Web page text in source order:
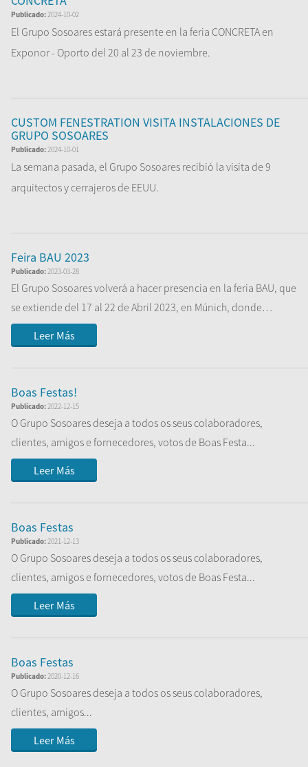
Publicado:2024-10-02
El Grupo Sosoares estará presente en la feria CONCRETA en
Exponor - Oporto del 20 al 23 de noviembre.
Leer Más
CUSTOM FENESTRATION VISITA INSTALACIONES DE
GRUPO SOSOARES
Publicado:2024-10-01
La semana pasada, el Grupo Sosoares recibió la visita de 9
arquitectos y cerrajeros de EEUU.
Leer Más
Feira BAU 2023
Publicado:2023-03-28
El Grupo Sosoares volverá a hacer presencia en la feria BAU, que
se extiende del 17 al 22 de Abril 2023, en Múnich, donde
presentar...
Leer Más
Boas Festas!
Publicado:2022-12-15
O Grupo Sosoares deseja a todos os seus colaboradores,
clientes, amigos e fornecedores, votos de Boas Festa...
Leer Más
Boas Festas
Publicado:2021-12-13
O Grupo Sosoares deseja a todos os seus colaboradores,
clientes, amigos e fornecedores, votos de Boas Festa...
Leer Más
Boas Festas
Publicado:2020-12-16
O Grupo Sosoares deseja a todos os seus colaboradores,
clientes, amigos...
Leer Más